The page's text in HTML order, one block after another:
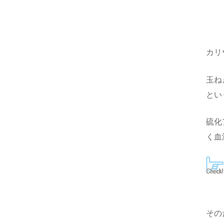
カ
玉
と
硫化
く
そ